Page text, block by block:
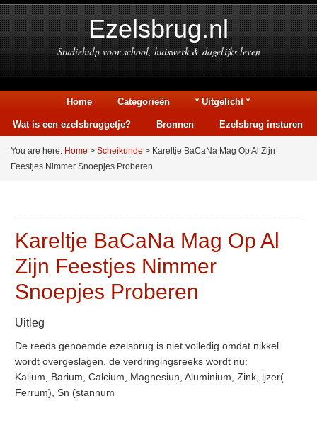
Ezelsbrug.nl
Studiehulp voor school, huiswerk & dagelijks leven
Home Categorieën * Uitgelicht *
Wat is een ezelsbruggetje? Bronnen Ezelsbrug insturen
You are here: Home > Scheikunde > Kareltje BaCaNa Mag Op Al Zijn
Feestjes Nimmer Snoepjes Proberen
Kareltje BaCaNa Mag Op Al
Zijn Feestjes Nimmer
Snoepjes Proberen
Uitleg
De reeds genoemde ezelsbrug is niet volledig omdat nikkel
wordt overgeslagen, de verdringingsreeks wordt nu:
Kalium, Barium, Calcium, Magnesiun, Aluminium, Zink, ijzer(
Ferrum), Sn (stannum